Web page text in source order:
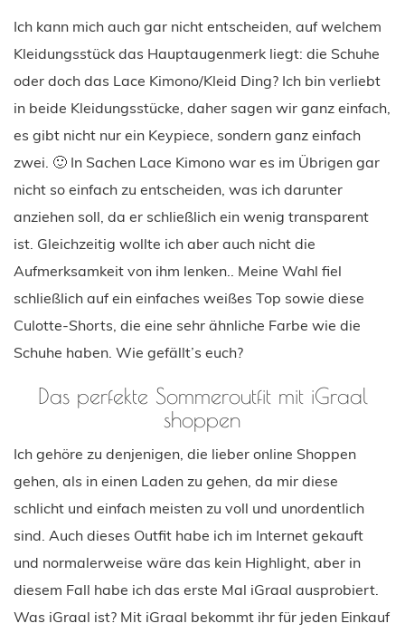
Ich kann mich auch gar nicht entscheiden, auf welchem
Kleidungsstück das Hauptaugenmerk liegt: die Schuhe
oder doch das Lace Kimono/Kleid Ding? Ich bin verliebt
in beide Kleidungsstücke, daher sagen wir ganz einfach,
es gibt nicht nur ein Keypiece, sondern ganz einfach
zwei. 🙂 In Sachen Lace Kimono war es im Übrigen gar
nicht so einfach zu entscheiden, was ich darunter
anziehen soll, da er schließlich ein wenig transparent
ist. Gleichzeitig wollte ich aber auch nicht die
Aufmerksamkeit von ihm lenken.. Meine Wahl fiel
schließlich auf ein einfaches weißes Top sowie diese
Culotte-Shorts, die eine sehr ähnliche Farbe wie die
Schuhe haben. Wie gefällt’s euch?
Das perfekte Sommeroutfit mit iGraal
shoppen
Ich gehöre zu denjenigen, die lieber online Shoppen
gehen, als in einen Laden zu gehen, da mir diese
schlicht und einfach meisten zu voll und unordentlich
sind. Auch dieses Outfit habe ich im Internet gekauft
und normalerweise wäre das kein Highlight, aber in
diesem Fall habe ich das erste Mal iGraal ausprobiert.
Was iGraal ist? Mit iGraal bekommt ihr für jeden Einkauf